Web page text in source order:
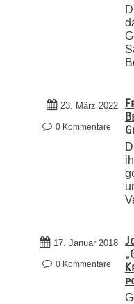
23. März 2022
0 Kommentare
17. Januar 2018
0 Kommentare